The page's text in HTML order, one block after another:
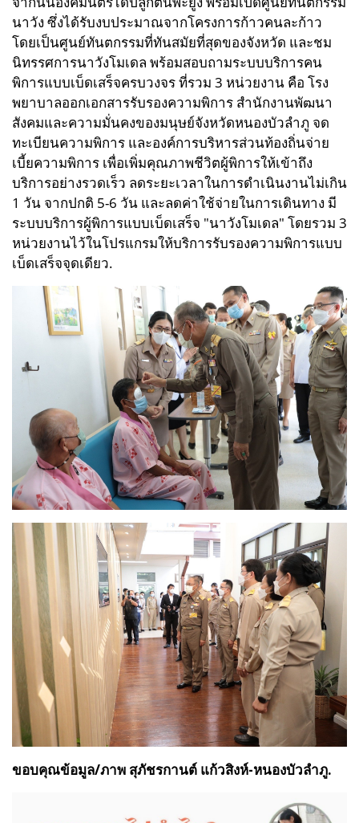
นาวัง ซึ่งได้รับงบประมาณจากโครงการก้าวคนละก้าว
โดยเป็นศูนย์ทันตกรรมที่ทันสมัยที่สุดของจังหวัด และชม
นิทรรศการนาวังโมเดล พร้อมสอบถามระบบบริการคน
พิการแบบเบ็ดเสร็จครบวงจร ที่รวม 3 หน่วยงาน คือ โรง
พยาบาลออกเอกสารรับรองความพิการ สำนักงานพัฒนา
สังคมและความมั่นคงของมนุษย์จังหวัดหนองบัวลำภู จด
ทะเบียนความพิการ และองค์การบริหารส่วนท้องถิ่นจ่าย
เบี้ยความพิการ เพื่อเพิ่มคุณภาพชีวิตผู้พิการให้เข้าถึง
บริการอย่างรวดเร็ว ลดระยะเวลาในการดำเนินงานไม่เกิน
1 วัน จากปกติ 5-6 วัน และลดค่าใช้จ่ายในการเดินทาง มี
ระบบบริการผู้พิการแบบเบ็ดเสร็จ "นาวังโมเดล" โดยรวม 3
หน่วยงานไว้ในโปรแกรมให้บริการรับรองความพิการแบบ
เบ็ดเสร็จจุดเดียว.
ขอบคุณข้อมูล/ภาพ สุภัชรกานต์ แก้วสิงห์-หนองบัวลำภู.